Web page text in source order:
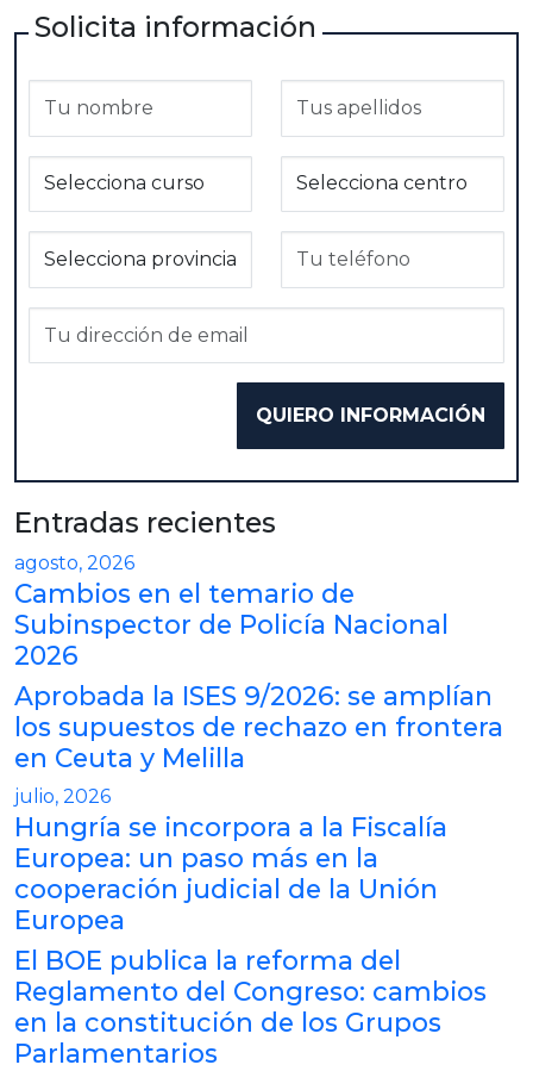
Solicita información
Entradas recientes
agosto, 2026
Cambios en el temario de
Subinspector de Policía Nacional
2026
Aprobada la ISES 9/2026: se amplían
los supuestos de rechazo en frontera
en Ceuta y Melilla
julio, 2026
Hungría se incorpora a la Fiscalía
Europea: un paso más en la
cooperación judicial de la Unión
Europea
El BOE publica la reforma del
Reglamento del Congreso: cambios
en la constitución de los Grupos
Parlamentarios